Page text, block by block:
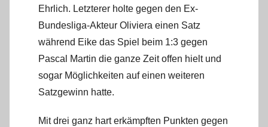
Ehrlich. Letzterer holte gegen den Ex-
Bundesliga-Akteur Oliviera einen Satz
während Eike das Spiel beim 1:3 gegen
Pascal Martin die ganze Zeit offen hielt und
sogar Möglichkeiten auf einen weiteren
Satzgewinn hatte.
Mit drei ganz hart erkämpften Punkten gegen